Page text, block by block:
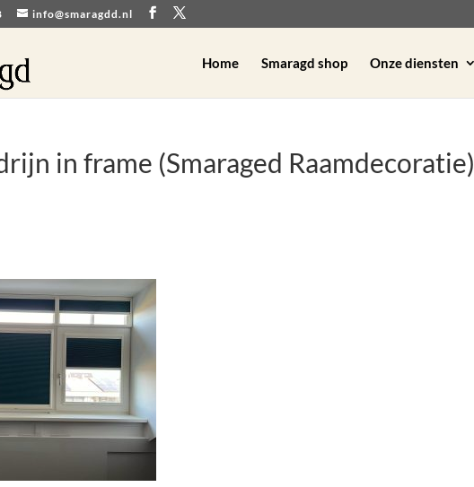
info@smaragdd.nl
Home Smaragd shop Onze diensten
in frame (Smaraged Raamdecoratie)